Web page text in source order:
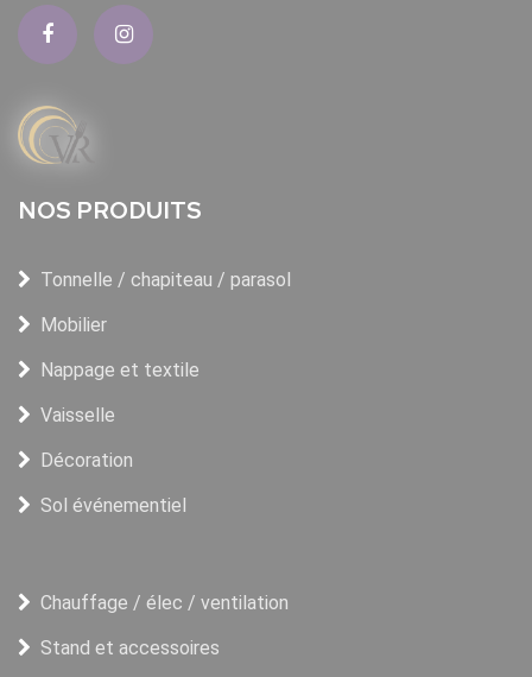
NOS PRODUITS
Tonnelle / chapiteau / parasol
Mobilier
Nappage et textile
Vaisselle
Décoration
Sol événementiel
Chauffage / élec / ventilation
Stand et accessoires